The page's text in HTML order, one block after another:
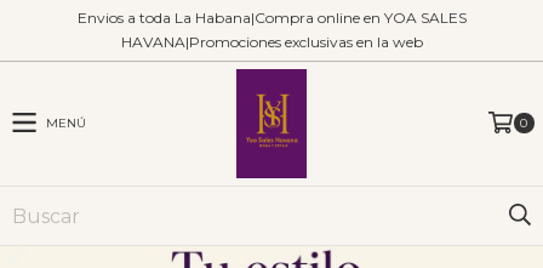
Envios a toda La Habana|Compra online en YOA SALES
HAVANA|Promociones exclusivas en la web
MENÚ 0